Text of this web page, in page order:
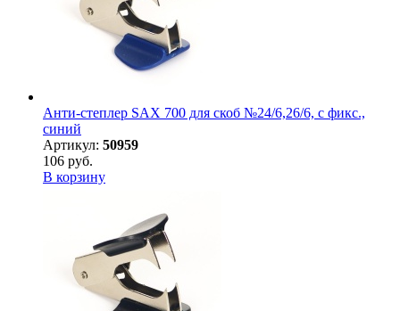
Анти-степлер SAX 700 для скоб №24/6,26/6, с фикс.,
синий
Артикул: 50959
106 руб.
В корзину